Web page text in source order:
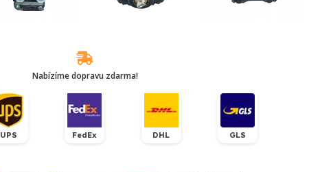
Nabízíme dopravu zdarma!
UPS FedEx DHL GLS